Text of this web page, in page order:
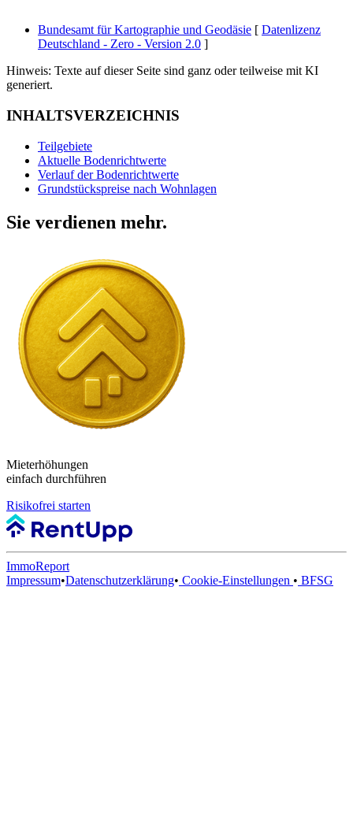
Bundesamt für Kartographie und Geodäsie [ Datenlizenz
Deutschland - Zero - Version 2.0 ]
Hinweis: Texte auf dieser Seite sind ganz oder teilweise mit KI
generiert.
INHALTSVERZEICHNIS
Teilgebiete
Aktuelle Bodenrichtwerte
Verlauf der Bodenrichtwerte
Grundstückspreise nach Wohnlagen
Sie verdienen mehr.
Mieterhöhungen
einfach durchführen
Risikofrei starten
ImmoReport
Impressum•Datenschutzerklärung• Cookie-Einstellungen • BFSG